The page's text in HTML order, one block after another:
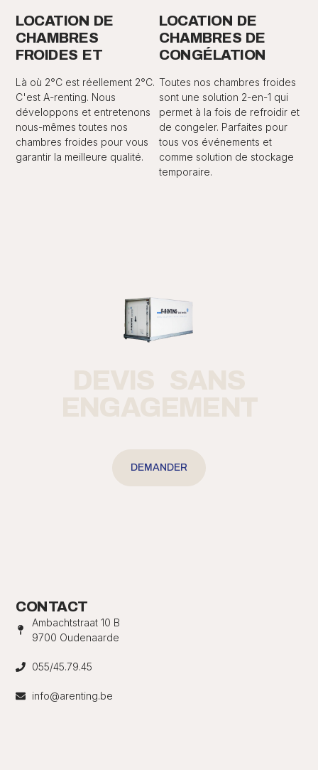
LOCATION DE
CHAMBRES
FROIDES ET
Là où 2°C est réellement 2°C.
C'est A-renting. Nous
développons et entretenons
nous-mêmes toutes nos
chambres froides pour vous
garantir la meilleure qualité.
LOCATION DE
CHAMBRES DE
CONGÉLATION
Toutes nos chambres froides
sont une solution 2-en-1 qui
permet à la fois de refroidir et
de congeler. Parfaites pour
tous vos événements et
comme solution de stockage
temporaire.
DEMANDER
CONTACT
Ambachtstraat 10 B
9700 Oudenaarde
055/45.79.45
info@arenting.be